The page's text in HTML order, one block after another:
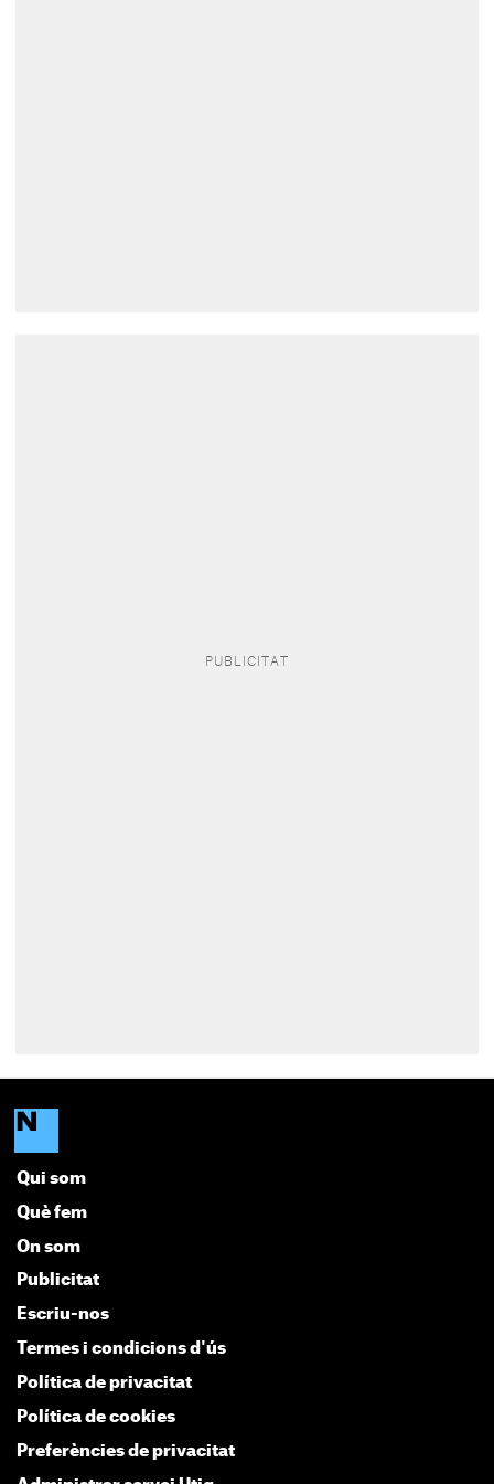
Qui som
Què fem
On som
Publicitat
Escriu-nos
Termes i condicions d'ús
Política de privacitat
Política de cookies
Preferències de privacitat